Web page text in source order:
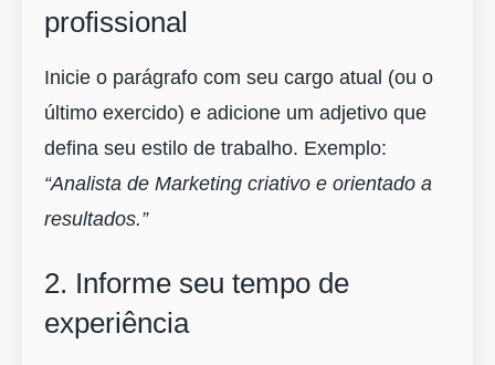
profissional
Inicie o parágrafo com seu cargo atual (ou o
último exercido) e adicione um adjetivo que
defina seu estilo de trabalho. Exemplo:
“Analista de Marketing criativo e orientado a
resultados.”
2. Informe seu tempo de
experiência